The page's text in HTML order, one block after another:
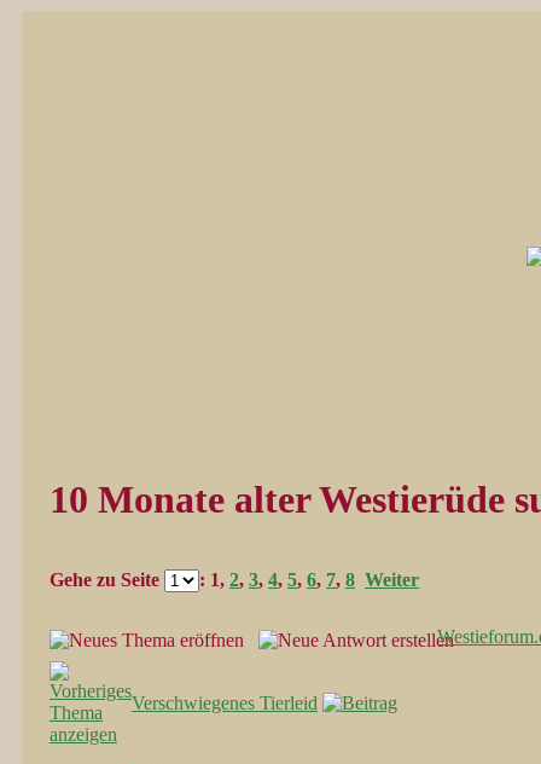
10 Monate alter Westierüde
Gehe zu Seite : 1, 2, 3, 4, 5, 6, 7, 8 Weiter
Verschwiegenes Tierleid